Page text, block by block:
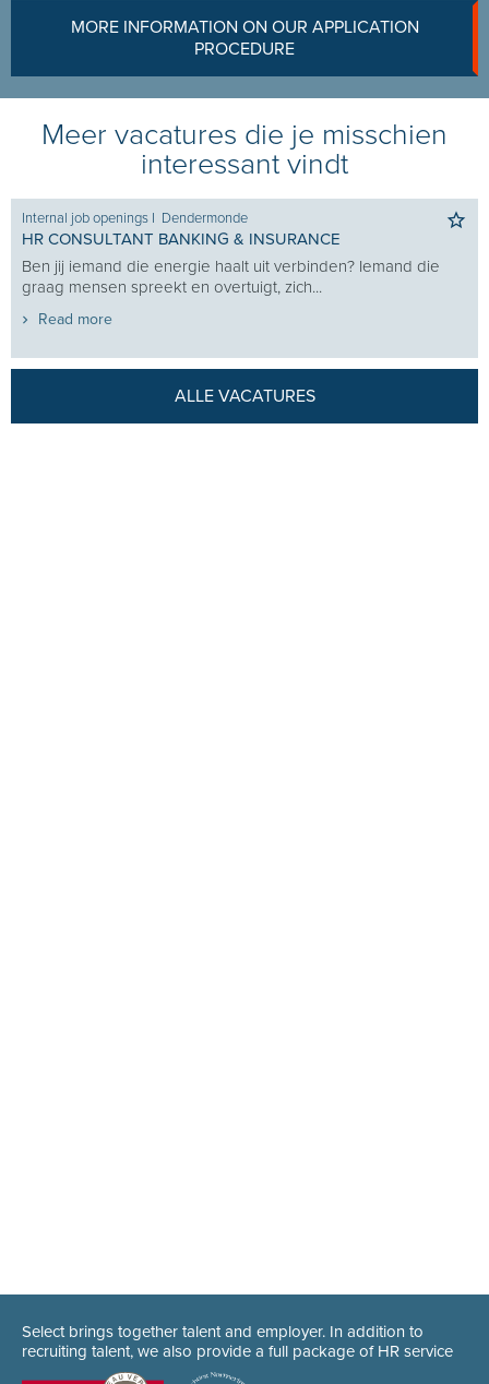
MORE INFORMATION ON OUR APPLICATION
PROCEDURE
Meer vacatures die je misschien
interessant vindt
Internal job openings I Dendermonde
HR CONSULTANT BANKING & INSURANCE
Ben jij iemand die energie haalt uit verbinden? Iemand die
graag mensen spreekt en overtuigt, zich...
Read more
ALLE VACATURES
Select brings together talent and employer. In addition to
recruiting talent, we also provide a full package of HR service